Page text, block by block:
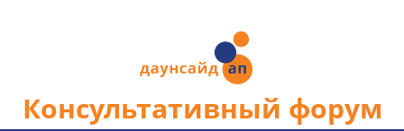
Консультативный форум